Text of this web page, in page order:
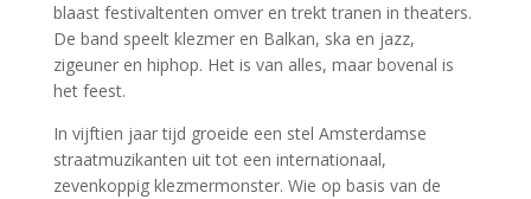
blaast festivaltenten omver en trekt tranen in theaters.
De band speelt klezmer en Balkan, ska en jazz,
zigeuner en hiphop. Het is van alles, maar bovenal is
het feest.
In vijftien jaar tijd groeide een stel Amsterdamse
straatmuzikanten uit tot een internationaal,
zevenkoppig klezmermonster. Wie op basis van de